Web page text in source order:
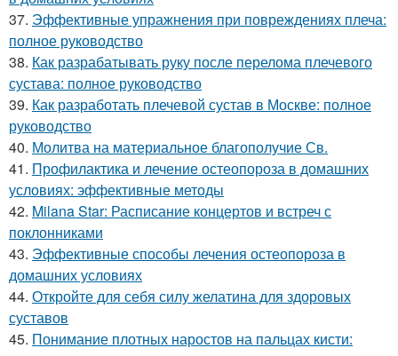
37. Эффективные упражнения при повреждениях плеча:
полное руководство
38. Как разрабатывать руку после перелома плечевого
сустава: полное руководство
39. Как разработать плечевой сустав в Москве: полное
руководство
40. Молитва на материальное благополучие Св.
41. Профилактика и лечение остеопороза в домашних
условиях: эффективные методы
42. Milana Star: Расписание концертов и встреч с
поклонниками
43. Эффективные способы лечения остеопороза в
домашних условиях
44. Откройте для себя силу желатина для здоровых
суставов
45. Понимание плотных наростов на пальцах кисти: